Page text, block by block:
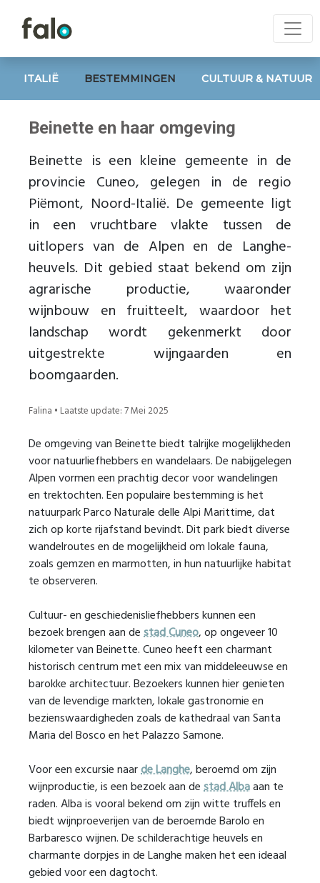
ITALIË BESTEMMINGEN CULTUUR & NATUUR
Beinette en haar omgeving
Beinette is een kleine gemeente in de
provincie Cuneo, gelegen in de regio
Piëmont, Noord-Italië. De gemeente ligt
in een vruchtbare vlakte tussen de
uitlopers van de Alpen en de Langhe-
heuvels. Dit gebied staat bekend om zijn
agrarische productie, waaronder
wijnbouw en fruitteelt, waardoor het
landschap wordt gekenmerkt door
uitgestrekte wijngaarden en
boomgaarden.
Falina • Laatste update: 7 Mei 2025
De omgeving van Beinette biedt talrijke mogelijkheden
voor natuurliefhebbers en wandelaars. De nabijgelegen
Alpen vormen een prachtig decor voor wandelingen
en trektochten. Een populaire bestemming is het
natuurpark Parco Naturale delle Alpi Marittime, dat
zich op korte rijafstand bevindt. Dit park biedt diverse
wandelroutes en de mogelijkheid om lokale fauna,
zoals gemzen en marmotten, in hun natuurlijke habitat
te observeren.
Cultuur- en geschiedenisliefhebbers kunnen een
bezoek brengen aan destad Cuneo, op ongeveer 10
kilometer van Beinette. Cuneo heeft een charmant
historisch centrum met een mix van middeleeuwse en
barokke architectuur. Bezoekers kunnen hier genieten
van de levendige markten, lokale gastronomie en
bezienswaardigheden zoals de kathedraal van Santa
Maria del Bosco en het Palazzo Samone.
Voor een excursie naarde Langhe, beroemd om zijn
wijnproductie, is een bezoek aan destad Albaaan te
raden. Alba is vooral bekend om zijn witte truffels en
biedt wijnproeverijen van de beroemde Barolo en
Barbaresco wijnen. De schilderachtige heuvels en
charmante dorpjes in de Langhe maken het een ideaal
gebied voor een dagtocht.